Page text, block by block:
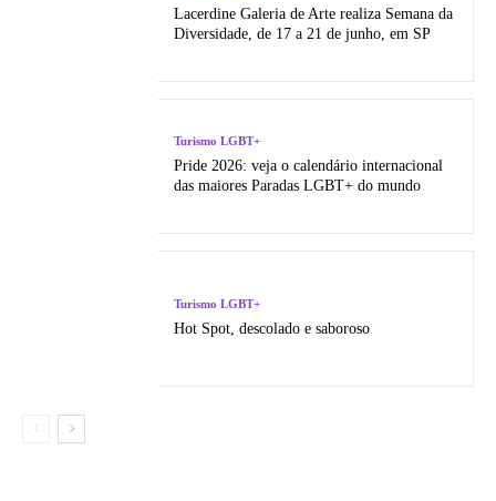
Lacerdine Galeria de Arte realiza Semana da
Diversidade, de 17 a 21 de junho, em SP
Turismo LGBT+
Pride 2026: veja o calendário internacional
das maiores Paradas LGBT+ do mundo
Turismo LGBT+
Hot Spot, descolado e saboroso